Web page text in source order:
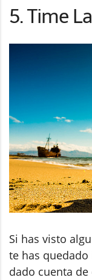
5. Time
Si has visto
te has
dado cuenta